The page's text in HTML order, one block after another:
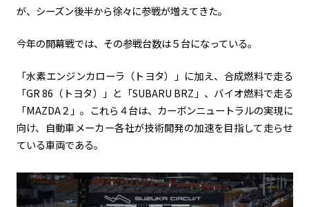
が、シーズン後半から徐々に参戦が増えてきた。
今年の開幕戦では、その参戦台数は５台になっている。
「水素エンジンカローラ（トヨタ）」に加え、合成燃料で走る
「GR 86 （トヨタ）」と「SUBARU BRZ 」、バイオ燃料で走る
「MAZDA２」。これら４台は、カーボンニュートラルの実現に
向け、自動車メーカー各社が技術開発の加速を目指して走らせ
ている車両である。